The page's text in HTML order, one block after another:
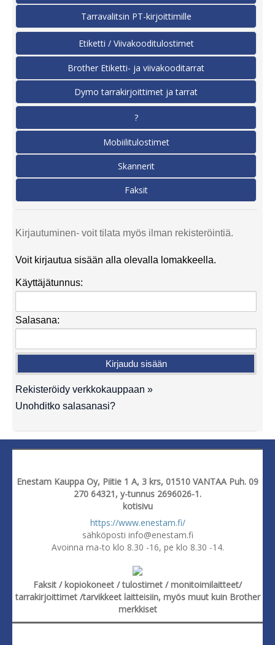
Tarravalitsin PT-kirjoittimille
Etiketti / Viivakooditulostimet
Brother Etiketti- ja viivakooditarrat
Dymo tarrakirjoittimet ja tarrat
?
Mobiilitulostimet
Skannerit
Faksit
Kirjautuminen- voit tilata myös ilman rekisteröintiä.
Voit kirjautua sisään alla olevalla lomakkeella.
Käyttäjätunnus:
Salasana:
Rekisteröidy verkkokauppaan »
Unohditko salasanasi?
Enestam Kauppa Oy, Piitie 1 A, 3 krs, 01510 VANTAA Puh. 09
270 64321, y-tunnus 2696026-1.
kotisivu
https://www.enestam.fi/
sähköposti info@enestam.fi
Avoinna ma-to klo 8.30 -16, pe klo 8.30 -14.
Faksit / kopiokoneet / tulostimet / monitoimilaitteet/
tarrakirjoittimet /tarvikkeet laitteisiin, myös muut kuin Brother
merkkiset